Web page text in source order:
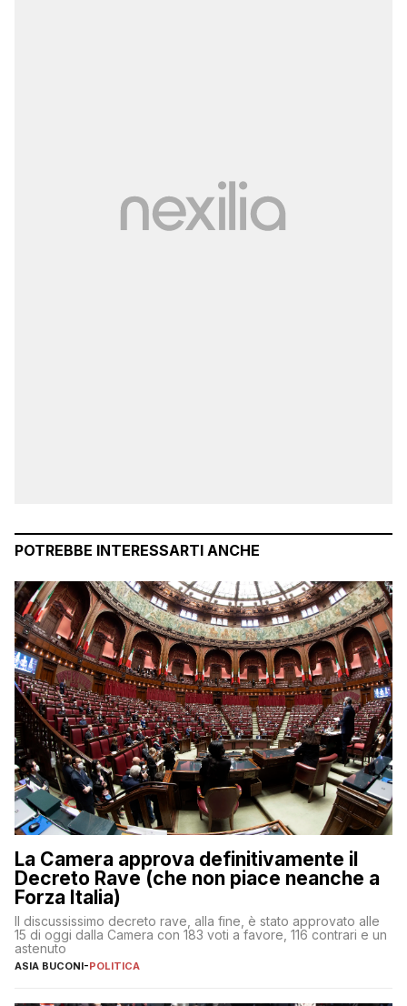
POTREBBE INTERESSARTI ANCHE
La Camera approva definitivamente il
Decreto Rave (che non piace neanche a
Forza Italia)
Il discussissimo decreto rave, alla fine, è stato approvato alle
15 di oggi dalla Camera con 183 voti a favore, 116 contrari e un
astenuto
ASIA BUCONI-POLITICA